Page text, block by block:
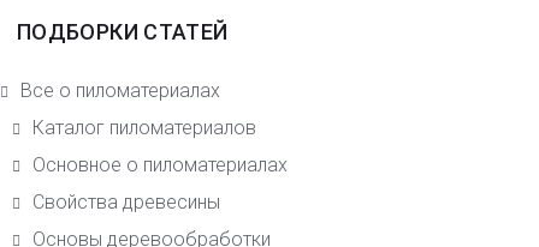
ПОДБОРКИ СТАТЕЙ
Все о пиломатериалах
Каталог пиломатериалов
Основное о пиломатериалах
Свойства древесины
Основы деревообработки